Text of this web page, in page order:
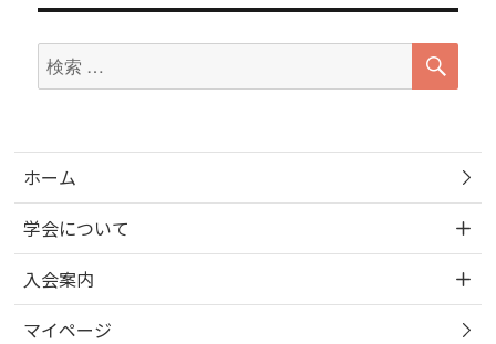
検
索
象:
検
ホーム
学会について
入会案内
マイページ